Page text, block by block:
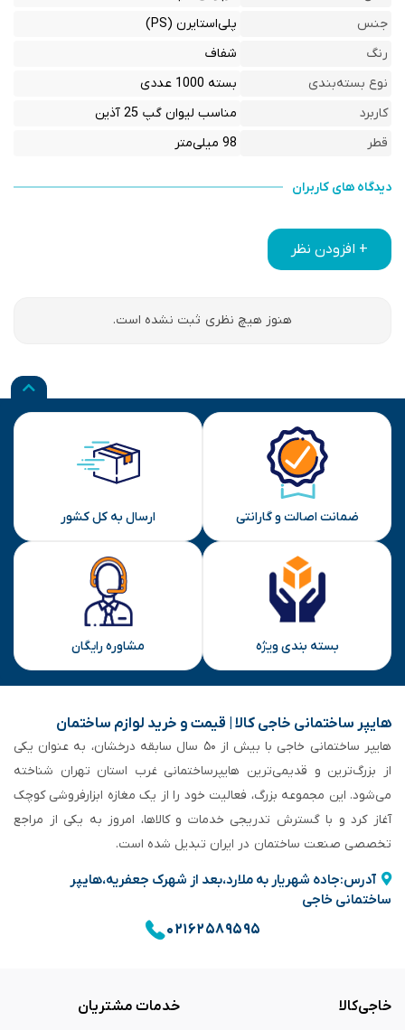
جنس
پلی‌استایرن (PS)
رنگ
شفاف
نوع بسته‌بندی
بسته 1000 عددی
کاربرد
مناسب لیوان گپ 25 آذین
قطر
98 میلی‌متر
دیدگاه های کاربران
+ افزودن نظر
هنوز هیچ نظری ثبت نشده است.
ضمانت اصالت و گارانتی ارسال به کل کشور
بسته بندی ویژه مشاوره رایگان
هایپر ساختمانی خاجی‌ کالا | قیمت و خرید لوازم ساختمان
هایپر ساختمانی خاجی‌ با بیش از ۵۰ سال سابقه‌ درخشان، به عنوان یکی
از بزرگ‌ترین و قدیمی‌ترین هایپرساختمانی‌ غرب استان تهران شناخته
می‌شود. این مجموعه بزرگ، فعالیت خود را از یک مغازه ابزارفروشی کوچک
آغاز کرد و با گسترش تدریجی خدمات و کالاها، امروز به یکی از مراجع
تخصصی صنعت ساختمان در ایران تبدیل شده است.
آدرس:جاده شهریار به ملارد،بعد از شهرک جعفریه،هایپر
ساختمانی خاجی
۰۲۱۶۲۵۸۹۵۹۵
خاجی‌کالا خدمات مشتریان